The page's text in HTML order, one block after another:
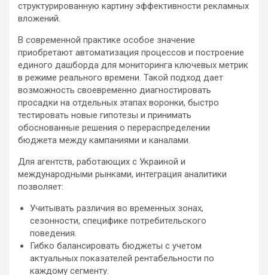
структурированную картину эффективности рекламных
вложений.
В современной практике особое значение
приобретают автоматизация процессов и построение
единого дашборда для мониторинга ключевых метрик
в режиме реального времени. Такой подход дает
возможность своевременно диагностировать
просадки на отдельных этапах воронки, быстро
тестировать новые гипотезы и принимать
обоснованные решения о перераспределении
бюджета между кампаниями и каналами.
Для агентств, работающих с Украиной и
международными рынками, интеграция аналитики
позволяет:
Учитывать различия во временных зонах,
сезонности, специфике потребительского
поведения.
Гибко балансировать бюджеты с учетом
актуальных показателей рентабельности по
каждому сегменту.